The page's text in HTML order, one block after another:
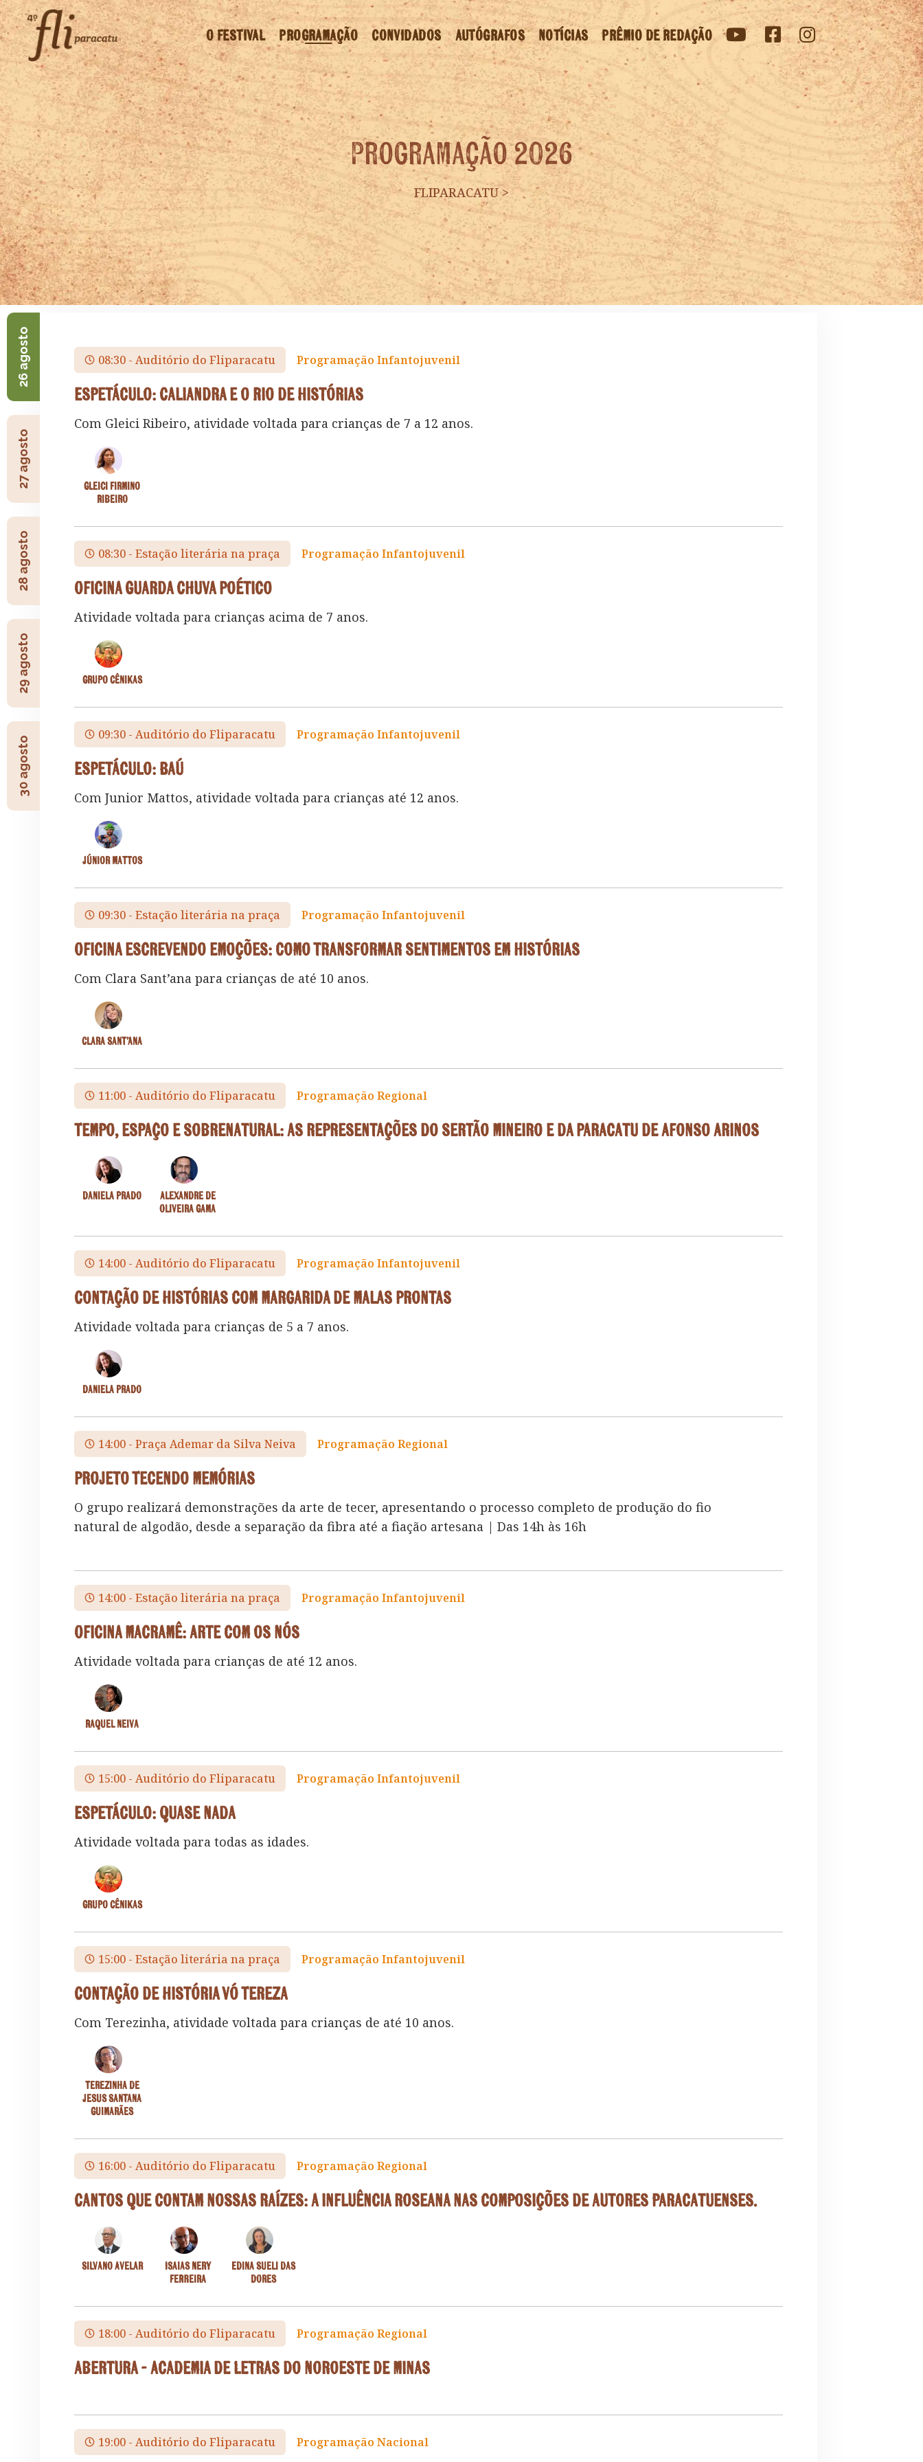
O FESTIVAL PROGRAMAÇÃO CONVIDADOS AUTÓGRAFOS NOTÍCIAS PRÊMIO DE REDAÇÃO
Programação 2026
FLIPARACATU>
26 agosto
27 agosto
28 agosto
29 agosto
30 agosto
08:30 - Auditório do Fliparacatu Programação Infantojuvenil
Espetáculo: Caliandra e o Rio de Histórias
Com Gleici Ribeiro, atividade voltada para crianças de 7 a 12 anos.
Gleici Firmino
Ribeiro
08:30 - Estação literária na praça Programação Infantojuvenil
Oficina Guarda Chuva Poético
Atividade voltada para crianças acima de 7 anos.
Grupo Cênikas
09:30 - Auditório do Fliparacatu Programação Infantojuvenil
Espetáculo: Baú
Com Junior Mattos, atividade voltada para crianças até 12 anos.
Júnior Mattos
09:30 - Estação literária na praça Programação Infantojuvenil
Oficina escrevendo emoções: como transformar sentimentos em histórias
Com Clara Sant’ana para crianças de até 10 anos.
Clara Sant’ana
11:00 - Auditório do Fliparacatu Programação Regional
Tempo, espaço e sobrenatural: as representações do Sertão Mineiro e da Paracatu de Afonso Arinos
Daniela Prado
Alexandre de
Oliveira Gama
14:00 - Auditório do Fliparacatu Programação Infantojuvenil
Contação de Histórias com Margarida de Malas Prontas
Atividade voltada para crianças de 5 a 7 anos.
Daniela Prado
14:00 - Praça Ademar da Silva Neiva Programação Regional
Projeto Tecendo Memórias
O grupo realizará demonstrações da arte de tecer, apresentando o processo completo de produção do fio
natural de algodão, desde a separação da fibra até a fiação artesana | Das 14h às 16h
14:00 - Estação literária na praça Programação Infantojuvenil
Oficina Macramê: Arte com os Nós
Atividade voltada para crianças de até 12 anos.
Raquel Neiva
15:00 - Auditório do Fliparacatu Programação Infantojuvenil
Espetáculo: Quase Nada
Atividade voltada para todas as idades.
Grupo Cênikas
15:00 - Estação literária na praça Programação Infantojuvenil
Contação de História Vó Tereza
Com Terezinha, atividade voltada para crianças de até 10 anos.
Terezinha de
Jesus Santana
Guimarães
16:00 - Auditório do Fliparacatu Programação Regional
Cantos que contam nossas raízes: a influência roseana nas composições de autores paracatuenses.
Silvano Avelar
Isaias Nery
Ferreira
Edina Sueli das
Dores
18:00 - Auditório do Fliparacatu Programação Regional
Abertura - Academia de Letras do Noroeste de Minas
19:00 - Auditório do Fliparacatu Programação Nacional